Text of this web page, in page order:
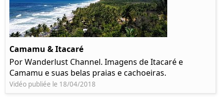
Camamu & Itacaré
Por Wanderlust Channel. Imagens de Itacaré e
Camamu e suas belas praias e cachoeiras.
Vidéo publiée le 18/04/2018